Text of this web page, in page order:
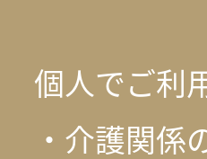
個人でご利
・介護関係